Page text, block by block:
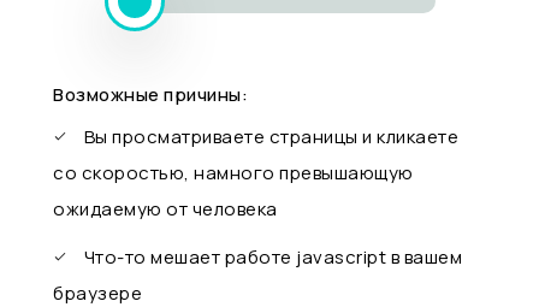
Возможные причины:
Вы просматриваете страницы и кликаете
со скоростью, намного превышающую
ожидаемую от человека
Что-то мешает работе javascript в вашем
браузере